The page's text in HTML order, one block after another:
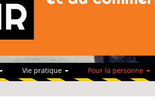
Vie pratique Pour la personne